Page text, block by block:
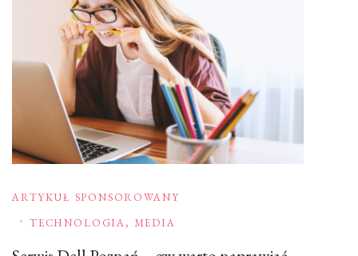
ARTYKUŁ SPONSOROWANY
TECHNOLOGIA, MEDIA